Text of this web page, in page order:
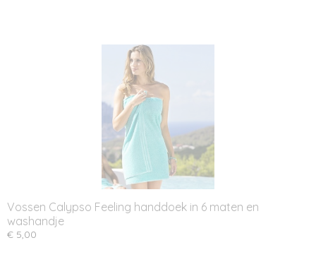
Vossen Calypso Feeling handdoek in 6 maten en
washandje
€ 5,00